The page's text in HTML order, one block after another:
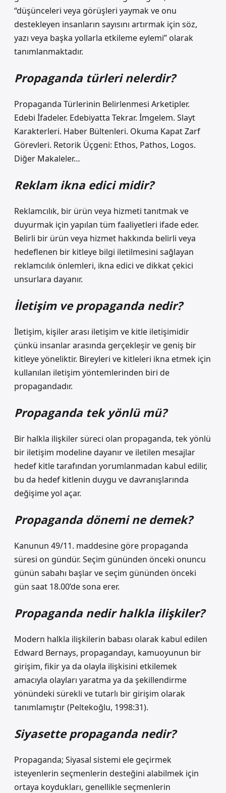
“düşünceleri veya görüşleri yaymak ve onu
destekleyen insanların sayısını artırmak için söz,
yazı veya başka yollarla etkileme eylemi” olarak
tanımlanmaktadır.
Propaganda türleri nelerdir?
Propaganda Türlerinin Belirlenmesi Arketipler.
Edebi İfadeler. Edebiyatta Tekrar. İmgelem. Slayt
Karakterleri. Haber Bültenleri. Okuma Kapat Zarf
Görevleri. Retorik Üçgeni: Ethos, Pathos, Logos.
Diğer Makaleler…
Reklam ikna edici midir?
Reklamcılık, bir ürün veya hizmeti tanıtmak ve
duyurmak için yapılan tüm faaliyetleri ifade eder.
Belirli bir ürün veya hizmet hakkında belirli veya
hedeflenen bir kitleye bilgi iletilmesini sağlayan
reklamcılık önlemleri, ikna edici ve dikkat çekici
unsurlara dayanır.
İletişim ve propaganda nedir?
İletişim, kişiler arası iletişim ve kitle iletişimidir
çünkü insanlar arasında gerçekleşir ve geniş bir
kitleye yöneliktir. Bireyleri ve kitleleri ikna etmek için
kullanılan iletişim yöntemlerinden biri de
propagandadır.
Propaganda tek yönlü mü?
Bir halkla ilişkiler süreci olan propaganda, tek yönlü
bir iletişim modeline dayanır ve iletilen mesajlar
hedef kitle tarafından yorumlanmadan kabul edilir,
bu da hedef kitlenin duygu ve davranışlarında
değişime yol açar.
Propaganda dönemi ne demek?
Kanunun 49/11. maddesine göre propaganda
süresi on gündür. Seçim gününden önceki onuncu
günün sabahı başlar ve seçim gününden önceki
gün saat 18.00’de sona erer.
Propaganda nedir halkla ilişkiler?
Modern halkla ilişkilerin babası olarak kabul edilen
Edward Bernays, propagandayı, kamuoyunun bir
girişim, fikir ya da olayla ilişkisini etkilemek
amacıyla olayları yaratma ya da şekillendirme
yönündeki sürekli ve tutarlı bir girişim olarak
tanımlamıştır (Peltekoğlu, 1998:31).
Siyasette propaganda nedir?
Propaganda; Siyasal sistemi ele geçirmek
isteyenlerin seçmenlerin desteğini alabilmek için
ortaya koydukları, genellikle seçmenlerin